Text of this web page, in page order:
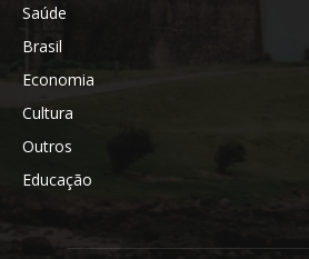
Saúde
Brasil
Economia
Cultura
Outros
Educação